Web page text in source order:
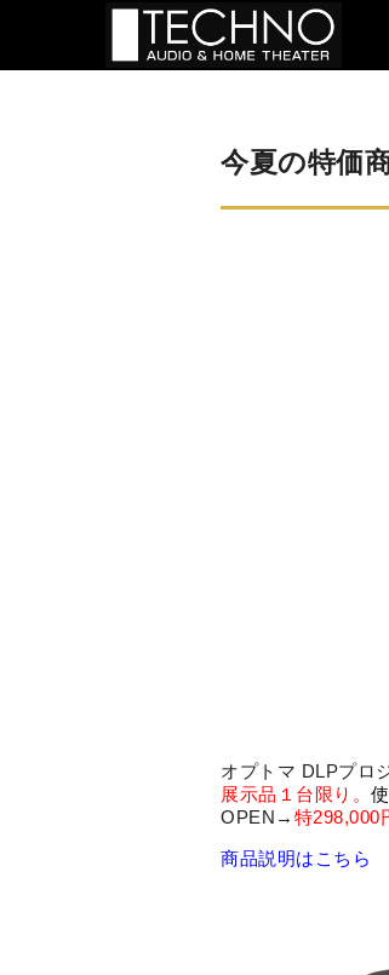
今夏の特価
オプトマ DLPプロ
展示品１台限り。
OPEN→ 特298,000
商品説明はこちら